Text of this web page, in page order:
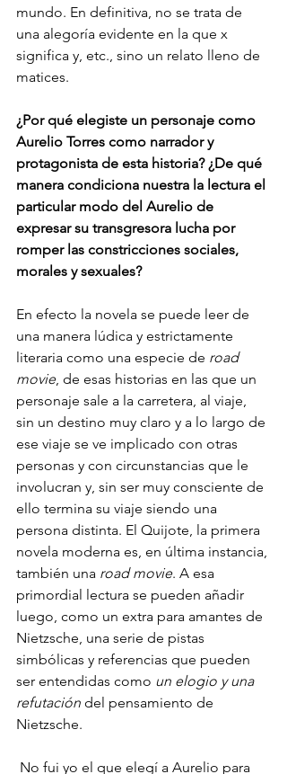
mundo. En definitiva, no se trata de
una alegoría evidente en la que x
significa y, etc., sino un relato lleno de
matices.
¿Por qué elegiste un personaje como
Aurelio Torres como narrador y
protagonista de esta historia? ¿De qué
manera condiciona nuestra la lectura el
particular modo del Aurelio de
expresar su transgresora lucha por
romper las constricciones sociales,
morales y sexuales?
En efecto la novela se puede leer de
una manera lúdica y estrictamente
literaria como una especie de road
movie, de esas historias en las que un
personaje sale a la carretera, al viaje,
sin un destino muy claro y a lo largo de
ese viaje se ve implicado con otras
personas y con circunstancias que le
involucran y, sin ser muy consciente de
ello termina su viaje siendo una
persona distinta. El Quijote, la primera
novela moderna es, en última instancia,
también una road movie. A esa
primordial lectura se pueden añadir
luego, como un extra para amantes de
Nietzsche, una serie de pistas
simbólicas y referencias que pueden
ser entendidas como un elogio y una
refutación del pensamiento de
Nietzsche.